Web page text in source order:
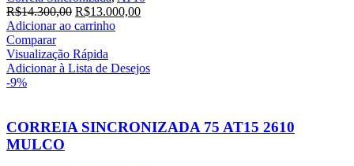
R$14.300,00 O
preço
era:
R$14.300,00.
R$13.000,00O
R$13.000,00.
Adicionar ao carrinho
Comparar
Visualização Rápida
Adicionar à Lista de Desejos
-9%
CORREIA SINCRONIZADA 75 AT15 2610
MULCO